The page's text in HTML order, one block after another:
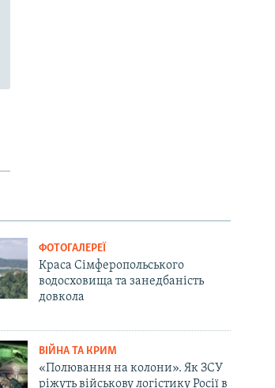
ФОТОГАЛЕРЕЇ
Краса Сімферопольського
водосховища та занедбаність
довкола
ВІЙНА ТА КРИМ
«Полювання на колони». Як ЗСУ
ріжуть військову логістику Росії в